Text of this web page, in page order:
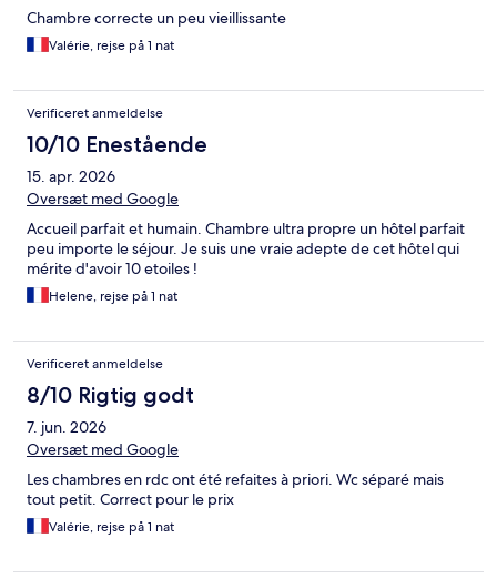
Chambre correcte un peu vieillissante
Valérie, rejse på 1 nat
Verificeret anmeldelse
10/10 Enestående
15. apr. 2026
Oversæt med Google
Accueil parfait et humain. Chambre ultra propre un hôtel parfait
peu importe le séjour. Je suis une vraie adepte de cet hôtel qui
mérite d'avoir 10 etoiles !
Helene, rejse på 1 nat
Verificeret anmeldelse
8/10 Rigtig godt
7. jun. 2026
Oversæt med Google
Les chambres en rdc ont été refaites à priori. Wc séparé mais
tout petit. Correct pour le prix
Valérie, rejse på 1 nat